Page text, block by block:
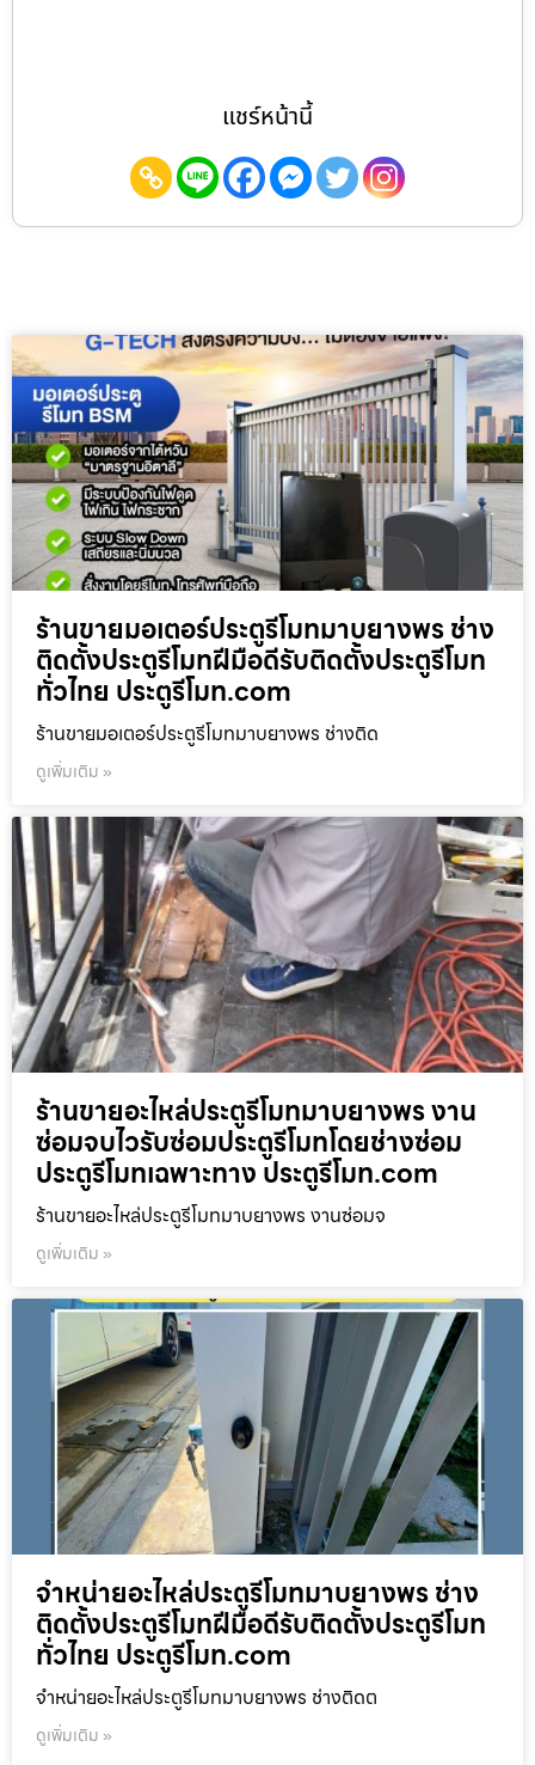
แชร์หน้านี้
ร้านขายมอเตอร์ประตูรีโมทมาบยางพร ช่าง
ติดตั้งประตูรีโมทฝีมือดีรับติดตั้งประตูรีโมท
ทั่วไทย ประตูรีโมท.com
ร้านขายมอเตอร์ประตูรีโมทมาบยางพร ช่างติด
ดูเพิ่มเติม »
ร้านขายอะไหล่ประตูรีโมทมาบยางพร งาน
ซ่อมจบไวรับซ่อมประตูรีโมทโดยช่างซ่อม
ประตูรีโมทเฉพาะทาง ประตูรีโมท.com
ร้านขายอะไหล่ประตูรีโมทมาบยางพร งานซ่อมจ
ดูเพิ่มเติม »
จำหน่ายอะไหล่ประตูรีโมทมาบยางพร ช่าง
ติดตั้งประตูรีโมทฝีมือดีรับติดตั้งประตูรีโมท
ทั่วไทย ประตูรีโมท.com
จำหน่ายอะไหล่ประตูรีโมทมาบยางพร ช่างติดต
ดูเพิ่มเติม »